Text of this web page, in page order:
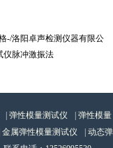
-/洛阳卓声检测仪器有限公
仪脉冲激振法
| 弹性模量测试仪 | 弹性模量
金属弹性模量测试仪 | 动态弹